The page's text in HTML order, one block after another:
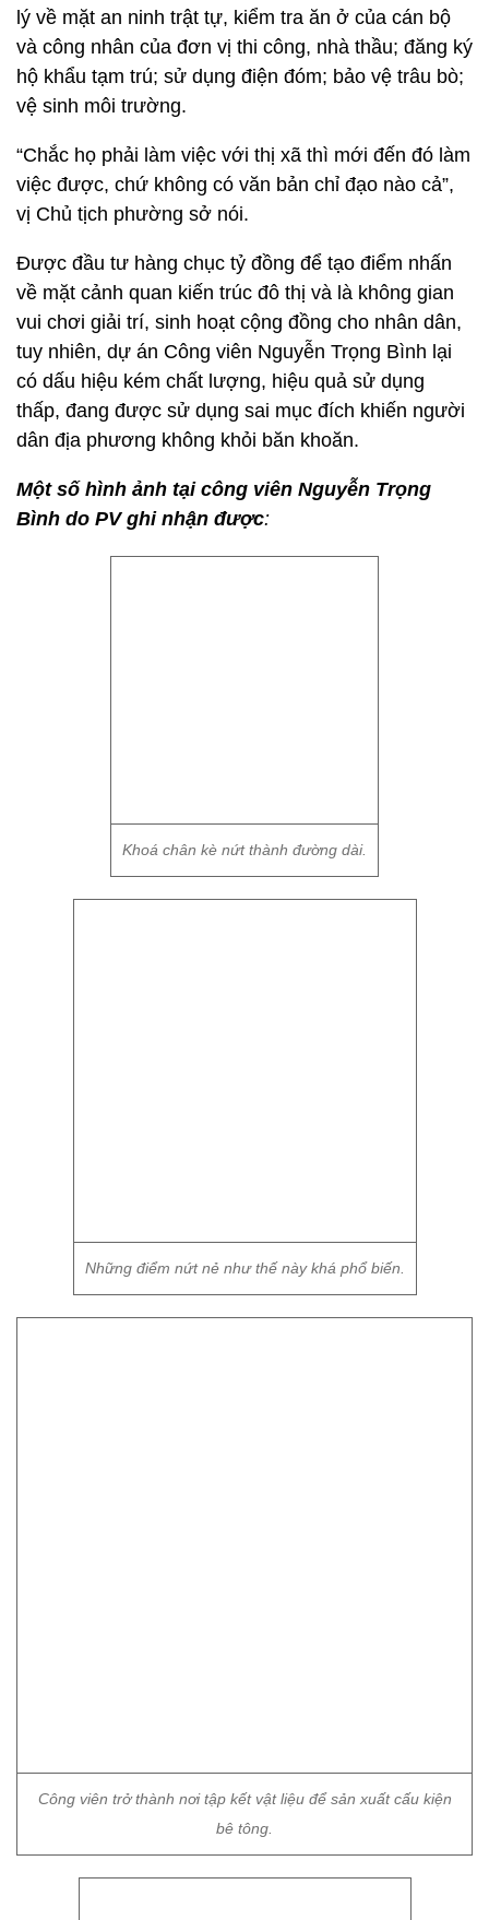
lý về mặt an ninh trật tự, kiểm tra ăn ở của cán bộ
và công nhân của đơn vị thi công, nhà thầu; đăng ký
hộ khẩu tạm trú; sử dụng điện đóm; bảo vệ trâu bò;
vệ sinh môi trường.
“Chắc họ phải làm việc với thị xã thì mới đến đó làm
việc được, chứ không có văn bản chỉ đạo nào cả”,
vị Chủ tịch phường sở nói.
Được đầu tư hàng chục tỷ đồng để tạo điểm nhấn
về mặt cảnh quan kiến trúc đô thị và là không gian
vui chơi giải trí, sinh hoạt cộng đồng cho nhân dân,
tuy nhiên, dự án Công viên Nguyễn Trọng Bình lại
có dấu hiệu kém chất lượng, hiệu quả sử dụng
thấp, đang được sử dụng sai mục đích khiến người
dân địa phương không khỏi băn khoăn.
Một số hình ảnh tại công viên Nguyễn Trọng
Bình do PV ghi nhận được:
Công viên trở thành nơi tập kết vật liệu để sản xuất cấu kiện
bê tông.